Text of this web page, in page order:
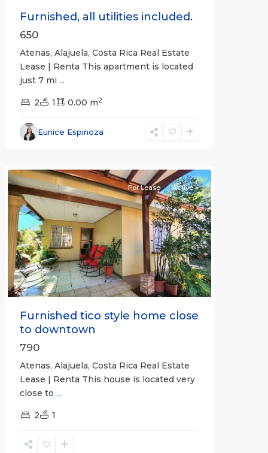
Furnished, all utilities included.
650
Atenas, Alajuela, Costa Rica Real Estate
Lease | Renta This apartment is located
just 7 mi ...
2 1 0.00 m2
Eunice Espinoza
Alajuela
(Province)
Previous Next
For Lease Active
Furnished tico style home close
to downtown
790
Atenas, Alajuela, Costa Rica Real Estate
Lease | Renta This house is located very
close to ...
2 1